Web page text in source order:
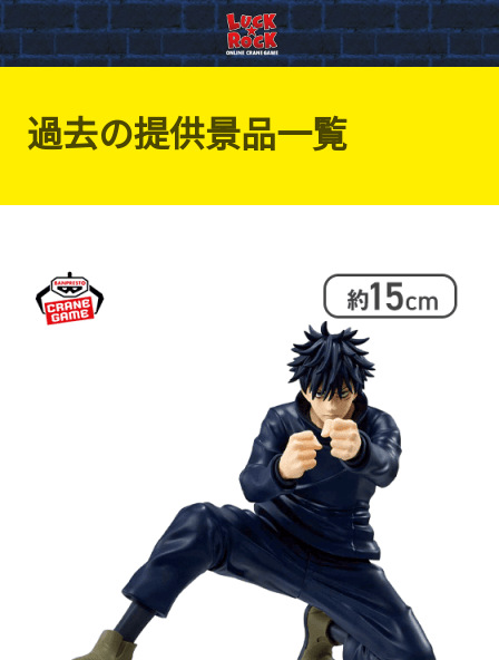
過去の提供景品一覧